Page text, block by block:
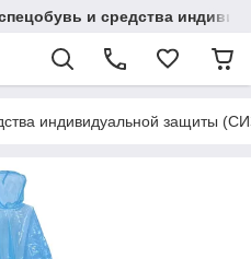
и средства
индивидуальной защиты